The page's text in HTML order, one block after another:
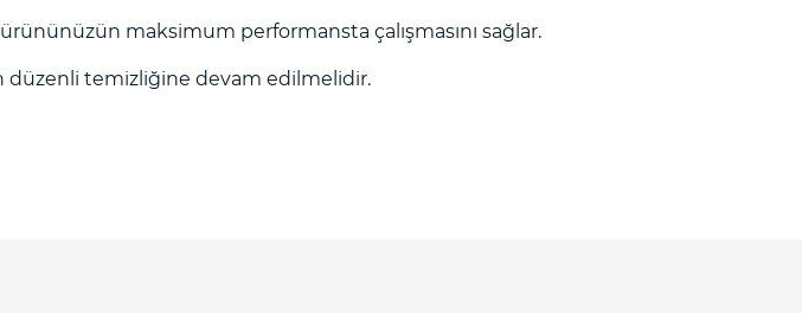
maksimum performansta çalışmasını sağlar.
temizliğine devam edilmelidir.